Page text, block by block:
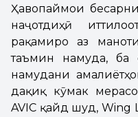
Ҳавопаймои
наҷотдиҳӣ
рақамиро аз
таъмин намуда,
намудани
дақиқ кӯмак
AVIC қайд шуд, Wing